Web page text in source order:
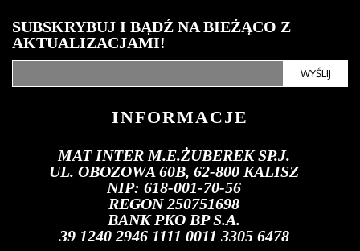
SUBSKRYBUJ I BĄDŹ NA BIEŻĄCO Z
AKTUALIZACJAMI!
WYŚLIJ
INFORMACJE
MAT INTER M.E.ŻUBEREK SP.J.
UL. OBOZOWA 60B, 62-800 KALISZ
NIP: 618-001-70-56
REGON 250751698
BANK PKO BP S.A.
39 1240 2946 1111 0011 3305 6478